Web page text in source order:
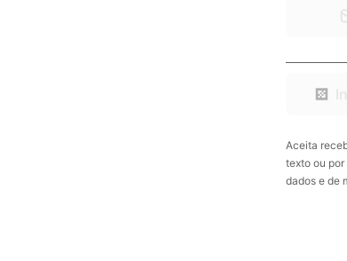
Aceita
texto ou por
dados e de